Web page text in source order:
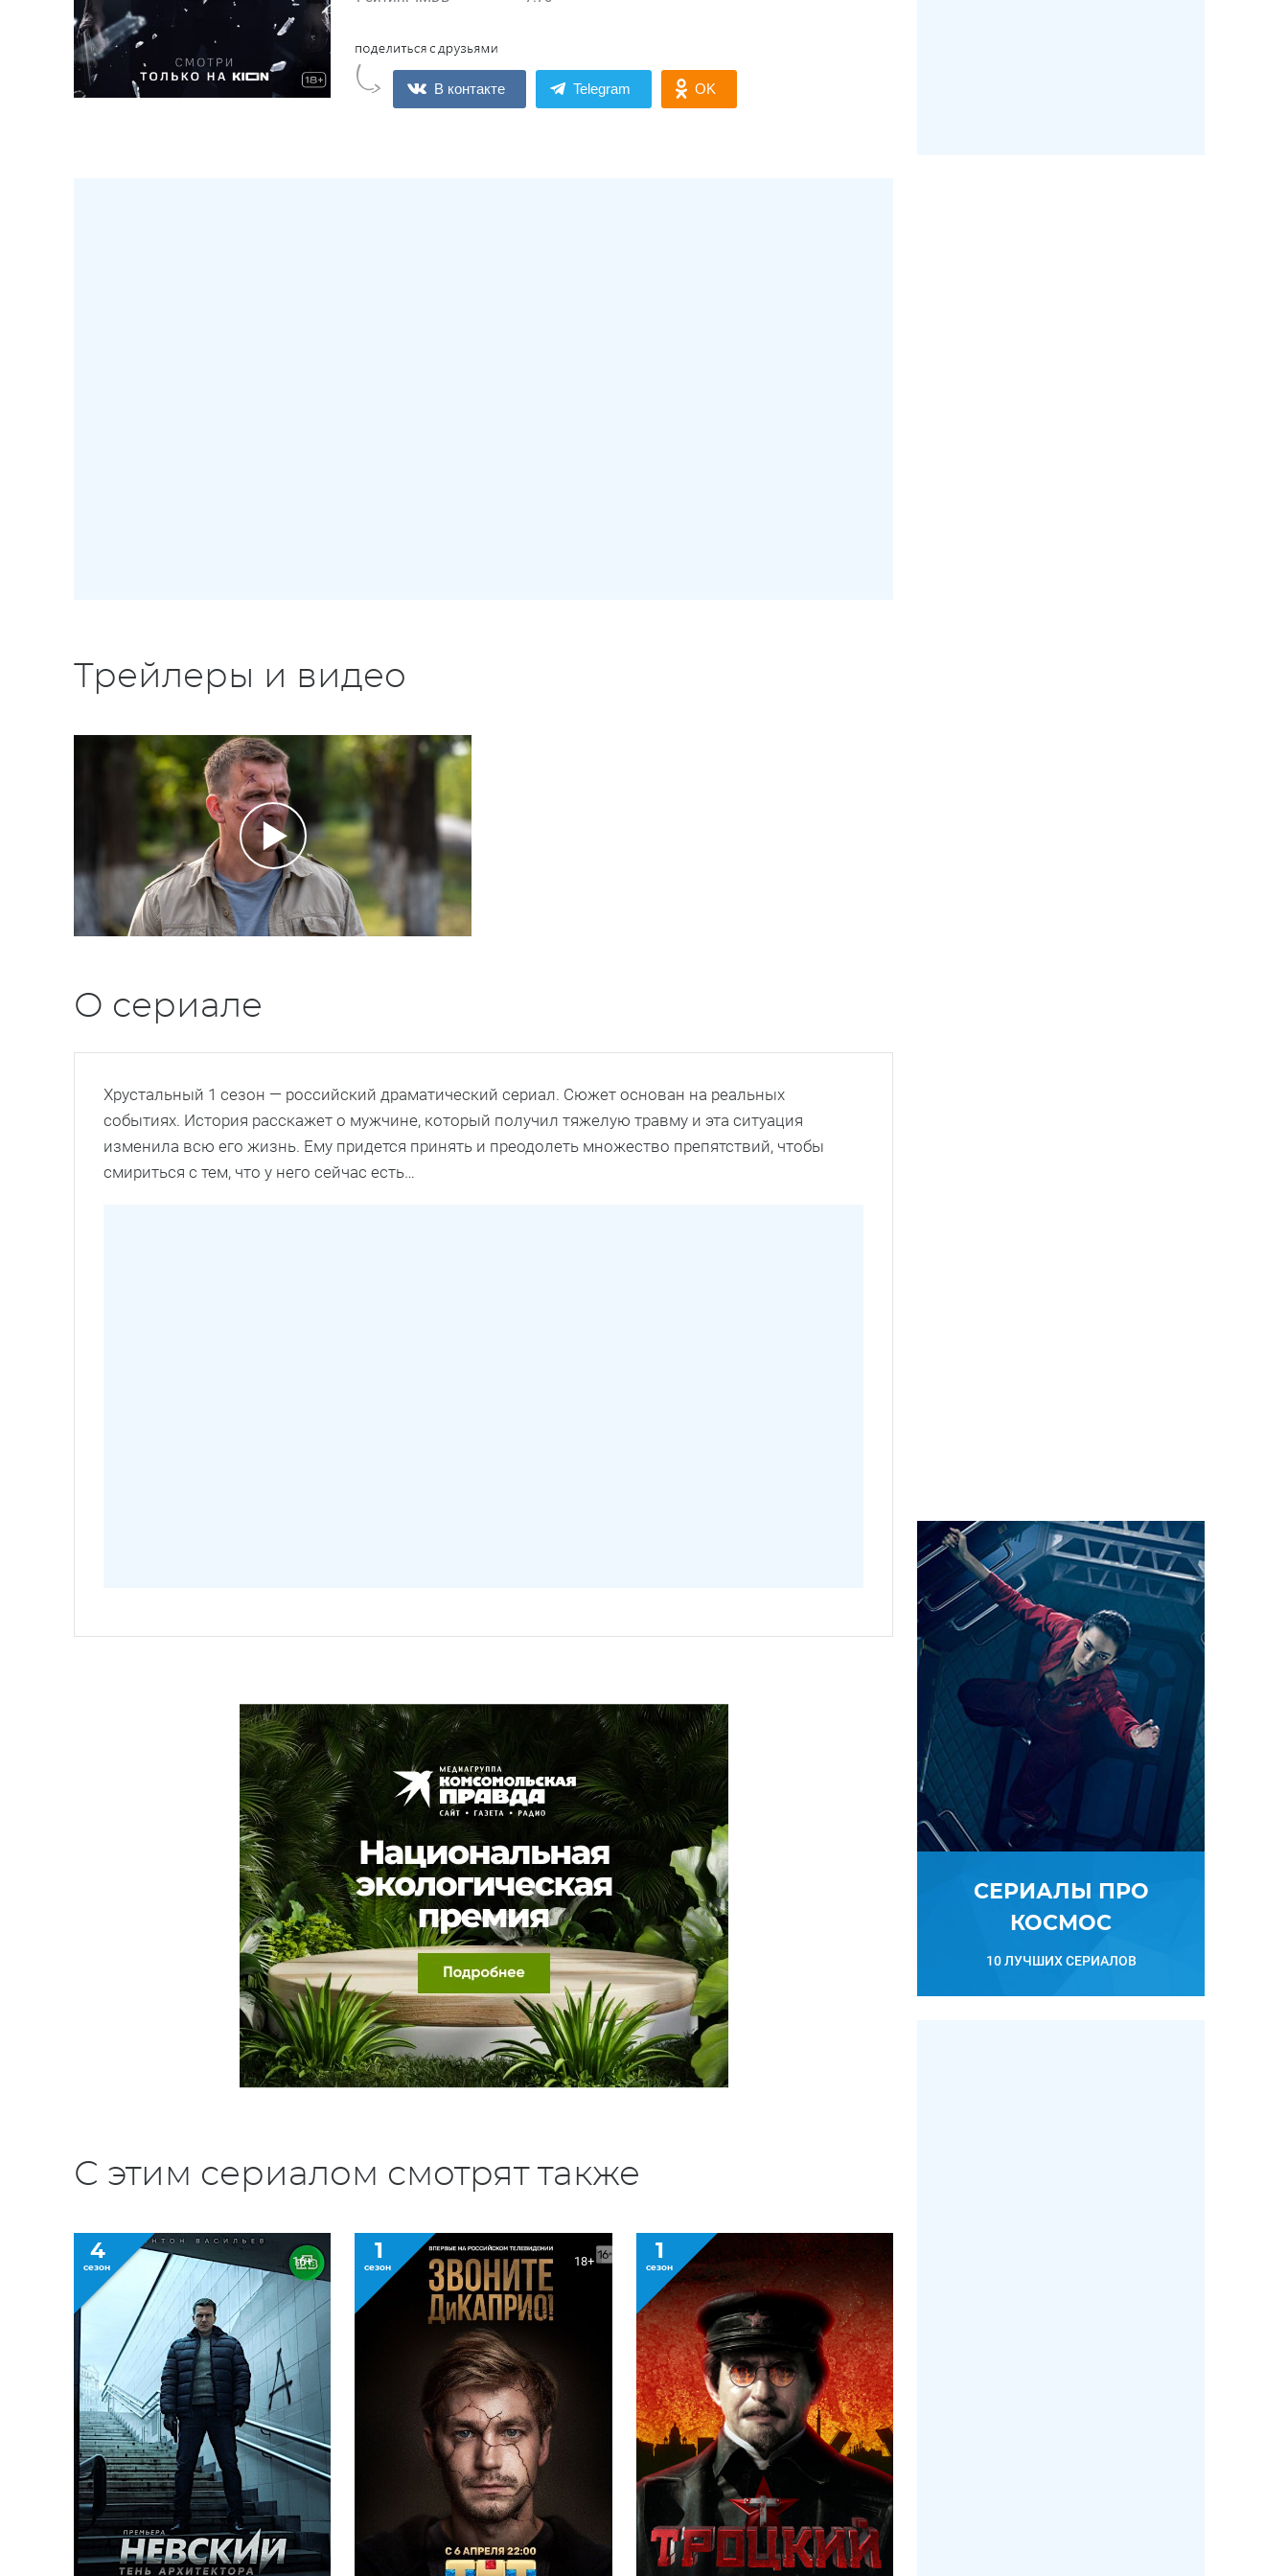
В контакте Telegram OK
Трейлеры и видео
О сериале
Хрустальный 1 сезон — российский драматический сериал. Сюжет основан на реальных
событиях. История расскажет о мужчине, который получил тяжелую травму и эта ситуация
изменила всю его жизнь. Ему придется принять и преодолеть множество препятствий, чтобы
смириться с тем, что у него сейчас есть…
С этим сериалом смотрят также
4
сезон 16+ 1
сезон 18+ 1
сезон
СЕРИАЛЫ ПРО
КОСМОС
10 ЛУЧШИХ СЕРИАЛОВ